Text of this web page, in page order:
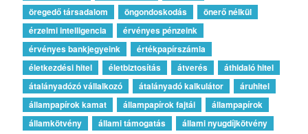
öregedő társadalom
öngondoskodás
önerő nélkül
érzelmi intelligencia
érvényes pénzeink
érvényes bankjegyeink
értékpapírszámla
életkezdési hitel
életbiztosítás átverés
áthidaló hitel
átalányadózó vállalkozó
átalányadó kalkulátor
áruhitel
állampapírok kamat
állampapírok fajtái
állampapírok
államkötvény
állami támogatás
állami nyugdíjkötvény